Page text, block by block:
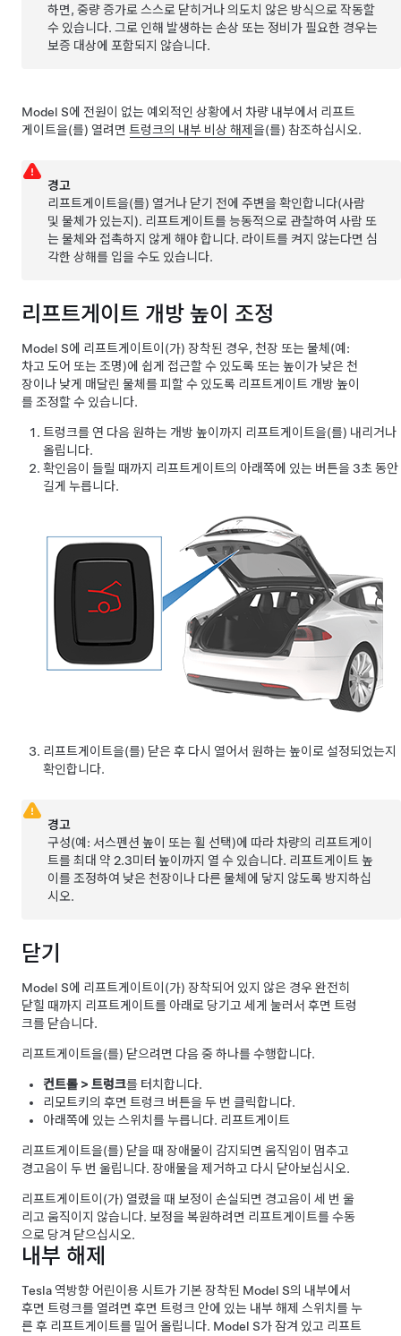
하면, 중량 증가로 스스로 닫히거나 의도치 않은 방식으로 작동할
수 있습니다. 그로 인해 발생하는 손상 또는 정비가 필요한 경우는
보증 대상에 포함되지 않습니다.
Model S에 전원이 없는 예외적인 상황에서 차량 내부에서 리프트
게이트을(를) 열려면 트렁크의 내부 비상 해제 을(를) 참조하십시오.
경고
리프트게이트을(를) 열거나 닫기 전에 주변을 확인합니다(사람
및 물체가 있는지). 리프트게이트를 능동적으로 관찰하여 사람 또
는 물체와 접촉하지 않게 해야 합니다. 라이트를 켜지 않는다면 심
각한 상해를 입을 수도 있습니다.
리프트게이트 개방 높이 조정
Model S에 리프트게이트이(가) 장착된 경우, 천장 또는 물체(예:
차고 도어 또는 조명)에 쉽게 접근할 수 있도록 또는 높이가 낮은 천
장이나 낮게 매달린 물체를 피할 수 있도록 리프트게이트 개방 높이
를 조정할 수 있습니다.
트렁크를 연 다음 원하는 개방 높이까지 리프트게이트을(를) 내리거나
올립니다.
확인음이 들릴 때까지 리프트게이트의 아래쪽에 있는 버튼을 3초 동안
길게 누릅니다.
리프트게이트을(를) 닫은 후 다시 열어서 원하는 높이로 설정되었는지
확인합니다.
경고
구성(예: 서스펜션 높이 또는 휠 선택)에 따라 차량의 리프트게이
트를 최대 약2.3미터 높이까지 열 수 있습니다. 리프트게이트 높
이를 조정하여 낮은 천장이나 다른 물체에 닿지 않도록 방지하십
시오.
닫기
Model S에 리프트게이트이(가) 장착되어 있지 않은 경우 완전히
닫힐 때까지 리프트게이트를 아래로 당기고 세게 눌러서 후면 트렁
크를 닫습니다.
리프트게이트을(를) 닫으려면 다음 중 하나를 수행합니다.
컨트롤 > 트렁크를 터치합니다.
리모트키의 후면 트렁크 버튼을 두 번 클릭합니다.
아래쪽에 있는 스위치를 누릅니다. 리프트게이트
리프트게이트을(를) 닫을 때 장애물이 감지되면 움직임이 멈추고
경고음이 두 번 울립니다. 장애물을 제거하고 다시 닫아보십시오.
리프트게이트이(가) 열렸을 때 보정이 손실되면 경고음이 세 번 울
리고 움직이지 않습니다. 보정을 복원하려면 리프트게이트를 수동
으로 당겨 닫으십시오.
내부 해제
Tesla 역방향 어린이용 시트가 기본 장착된 Model S의 내부에서
후면 트렁크를 열려면 후면 트렁크 안에 있는 내부 해제 스위치를 누
른 후 리프트게이트를 밀어 올립니다. Model S가 잠겨 있고 리프트